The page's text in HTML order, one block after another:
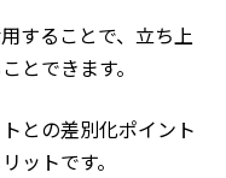
することで、立ち上
とできます。
との差別化ポイント
ットです。